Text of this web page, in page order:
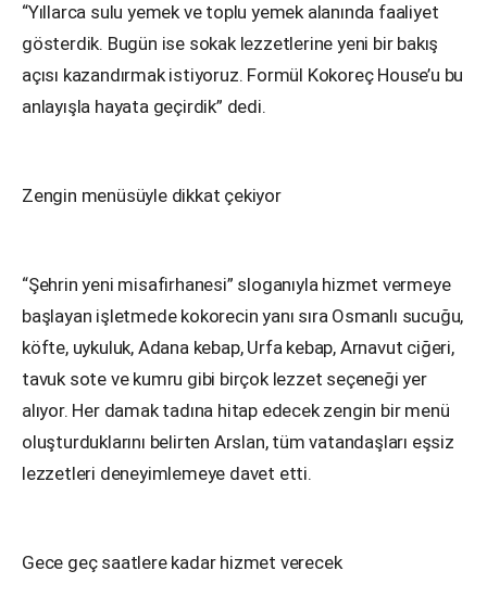
“Yıllarca sulu yemek ve toplu yemek alanında faaliyet
gösterdik. Bugün ise sokak lezzetlerine yeni bir bakış
açısı kazandırmak istiyoruz. Formül Kokoreç House’u bu
anlayışla hayata geçirdik” dedi.
Zengin menüsüyle dikkat çekiyor
“Şehrin yeni misafirhanesi” sloganıyla hizmet vermeye
başlayan işletmede kokorecin yanı sıra Osmanlı sucuğu,
köfte, uykuluk, Adana kebap, Urfa kebap, Arnavut ciğeri,
tavuk sote ve kumru gibi birçok lezzet seçeneği yer
alıyor. Her damak tadına hitap edecek zengin bir menü
oluşturduklarını belirten Arslan, tüm vatandaşları eşsiz
lezzetleri deneyimlemeye davet etti.
Gece geç saatlere kadar hizmet verecek